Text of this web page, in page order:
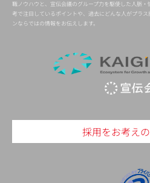
職ノウハウと、宣伝会議のグループ力を駆使した人脈
考で注目しているポイントや、過去にどんな人がプラ
ンならではの情報をお伝えします。
採用をお考え